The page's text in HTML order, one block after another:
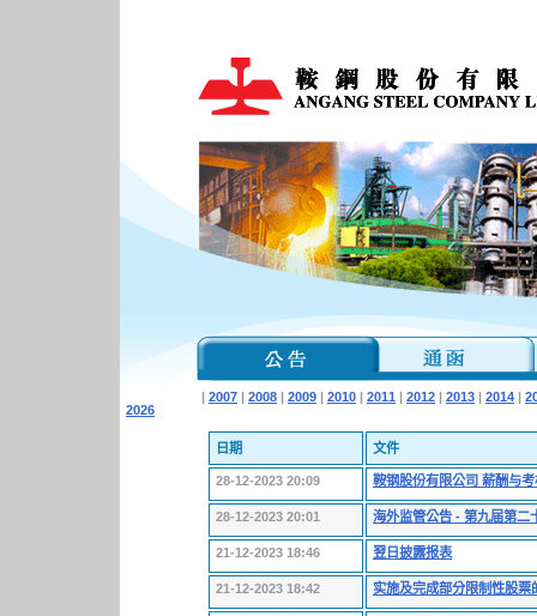
| 2007 | 2008 | 2009 | 2010 | 2011 | 2012 | 2013 | 2014 |
2026
日期 文件
28-12-2023 20:09 鞍钢股份有限公司 薪酬与
28-12-2023 20:01 海外监管公告 - 第九届第二
21-12-2023 18:46 翌日披露报表
21-12-2023 18:42 实施及完成部分限制性股票